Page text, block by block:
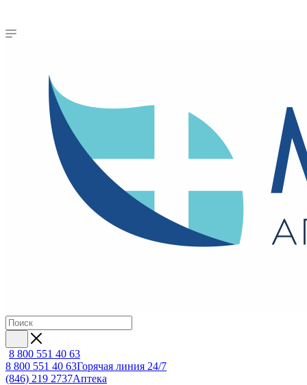
8 800 551 40 63
8 800 551 40 63Горячая линия 24/7
(846) 219 2737Аптека